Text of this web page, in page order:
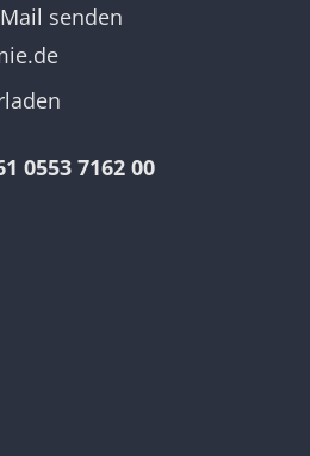
senden
0553 7162 00